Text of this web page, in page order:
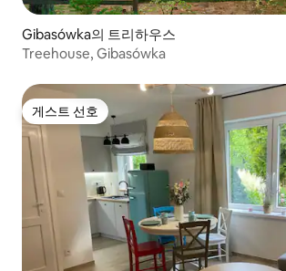
Gibasówka의 트리하우스
Treehouse, Gibasówka
게스트 선호
게스트 선호